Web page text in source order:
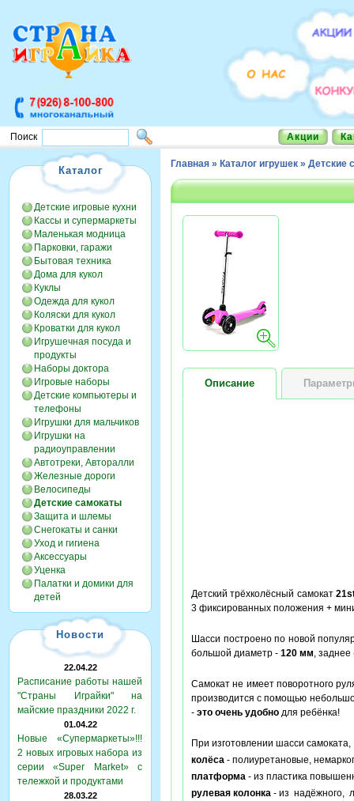
Поиск Акции
Каталог
Детские игровые кухни
Кассы и супермаркеты
Маленькая модница
Парковки, гаражи
Бытовая техника
Дома для кукол
Куклы
Одежда для кукол
Коляски для кукол
Кроватки для кукол
Игрушечная посуда и
продукты
Наборы доктора
Игровые наборы
Детские компьютеры и
телефоны
Игрушки для мальчиков
Игрушки на
радиоуправлении
Автотреки, Авторалли
Железные дороги
Велосипеды
Детские самокаты
Защита и шлемы
Снегокаты и санки
Уход и гигиена
Аксессуары
Уценка
Палатки и домики для
детей
Новости
22.04.22
Расписание работы нашей
"Страны Играйки" на
майские праздники 2022 г.
01.04.22
Новые «Супермаркеты»!!!
2 новых игровых набора из
серии «Super Market» с
тележкой и продуктами
28.03.22
Главная » Каталог игрушек » Детские
Описание
Детский трёхколёсный самокат
3 фиксированных положения +
Шасси построено по новой
большой диаметр - 120 мм,
Самокат не имеет поворотного
производится с помощью
- это очень удобно для ребёнка!
При изготовлении шасси
колёса - полиуретановые,
платформа - из пластика
рулевая колонка - из надёжного,